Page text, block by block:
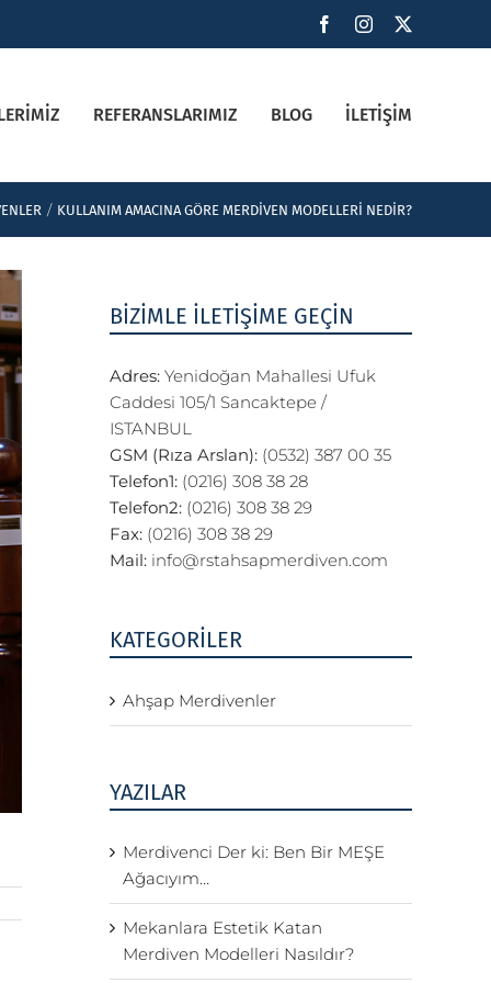
FACEBOOK
INSTAGRAM
REFERANSLARIMIZ BLOG İLETIŞIM
KULLANIM AMACINA GÖRE MERDIVEN MODELLERI NEDIR?
BİZİMLE İLETİŞİME GEÇİN
Adres: Yenidoğan Mahallesi Ufuk
Caddesi 105/1 Sancaktepe /
ISTANBUL
GSM (Rıza Arslan): (0532) 387 00 35
Telefon1: (0216) 308 38 28
Telefon2: (0216) 308 38 29
Fax: (0216) 308 38 29
Mail: info@rstahsapmerdiven.com
KATEGORİLER
Ahşap Merdivenler
YAZILAR
Merdivenci Der ki: Ben Bir MEŞE
Ağacıyım…
Mekanlara Estetik Katan
Merdiven Modelleri Nasıldır?